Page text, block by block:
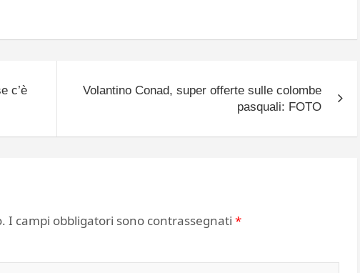
c’è
Volantino Conad, super offerte sulle colombe
pasquali: FOTO
I campi obbligatori sono contrassegnati *